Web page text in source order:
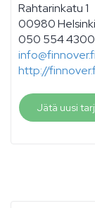
Rahtarinkatu 1
00980 Helsinki
050 554 4300
info@finnover.fi
http://
Jätä uusi